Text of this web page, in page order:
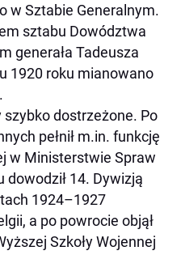
w Sztabie Generalnym.
sztabu Dowództwa
generała Tadeusza
1920 roku mianowano
dostrzeżone. Po
pełnił m.in. funkcję
w Ministerstwie Spraw
dowodził 14. Dywizją
1924–1927
a po powrocie objął
Szkoły Wojennej